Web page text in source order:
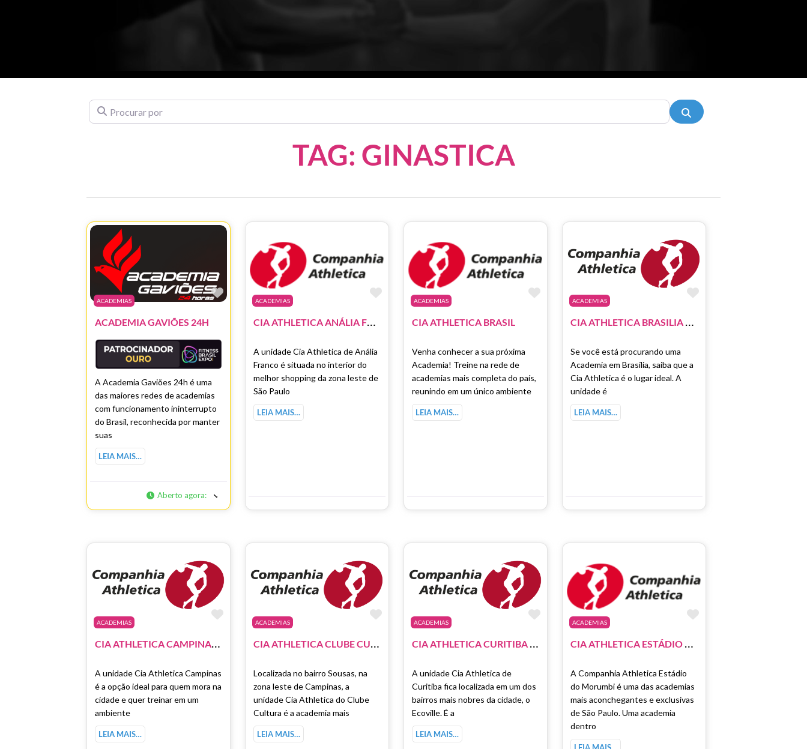
Procurar por Pesquisar
TAG: GINASTICA
ACADEMIAS
Marcar como Favorito
ACADEMIA GAVIÕES 24H
A Academia Gaviões 24h é uma
das maiores redes de academias
com funcionamento ininterrupto
do Brasil, reconhecida por manter
suas
LEIA MAIS…
Aberto agora:
ACADEMIAS
Marcar como Favorito
C
IA ATHLETICA ANÁLIA FRANCO
A unidade Cia Athletica de Anália
Franco é situada no interior do
melhor shopping da zona leste de
São Paulo
LEIA MAIS…
ACADEMIAS
Marcar como Favorito
CIA ATHLETICA BRASIL
Venha conhecer a sua próxima
Academia! Treine na rede de
academias mais completa do país,
reunindo em um único ambiente
LEIA MAIS…
ACADEMIAS
Marcar como
C
IA ATHLETICA BRASILIA – SHOPPING PIER 21
Se você está procurando uma
Academia em Brasília, saiba que a
Cia Athletica é o lugar ideal. A
unidade é
LEIA MAIS…
ACADEMIAS
Marcar como Favorito
CIA ATHLETICA CAMPINAS – GALLERIA SHOPPING
A unidade Cia Athletica Campinas
é a opção ideal para quem mora na
cidade e quer treinar em um
ambiente
LEIA MAIS…
ACADEMIAS
Marcar como Favorito
CIA ATHLETICA CLUBE CULTURA CAMPINAS
Localizada no bairro Sousas, na
zona leste de Campinas, a
unidade Cia Athletica do Clube
Cultura é a academia mais
LEIA MAIS…
ACADEMIAS
Marcar como Favorito
CIA ATHLETICA CURITIBA – PARKSHOPPINGBARIGÜI
A unidade Cia Athletica de
Curitiba fica localizada em um dos
bairros mais nobres da cidade, o
Ecoville. É a
LEIA MAIS…
ACADEMIAS
Marcar como
CIA ATHLETICA ESTÁDIO MORUMBI
A Companhia Athletica Estádio
do Morumbi é uma das academias
mais aconchegantes e exclusivas
de São Paulo. Uma academia
dentro
LEIA MAIS…